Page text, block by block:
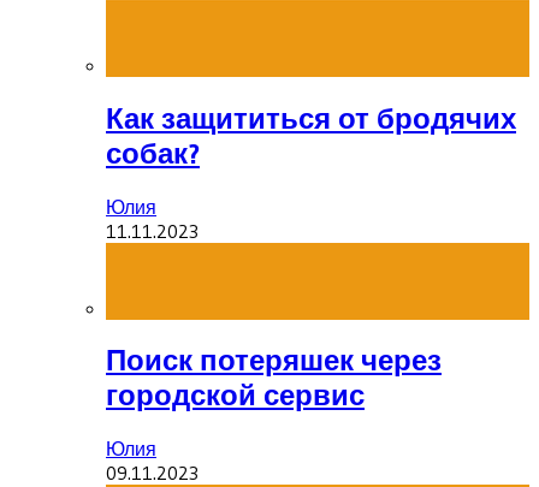
Как защититься от бродячих
собак?
Юлия
11.11.2023
Поиск потеряшек через
городской сервис
Юлия
09.11.2023